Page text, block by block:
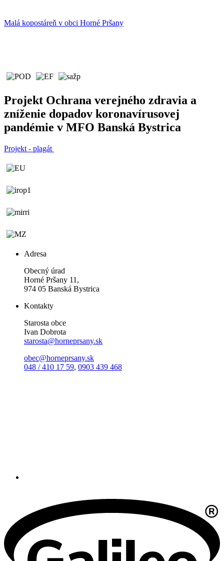
Malá kopostáreň v obci Horné Pršany
Projekt Ochrana verejného zdravia a
zníženie dopadov koronavírusovej
pandémie v MFO Banská Bystrica
Projekt - plagát
Adresa
Obecný úrad
Horné Pršany 11,
974 05 Banská Bystrica
Kontakty
Starosta obce
Ivan Dobrota
starosta@horneprsany.sk
obec@horneprsany.sk
048 / 410 17 59, 0903 439 468